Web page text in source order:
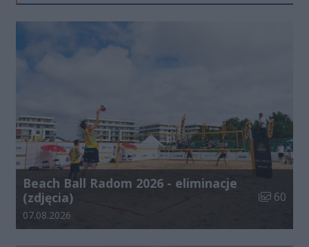
Beach Ball Radom 2026 - eliminacje
(zdjęcia)
Liczba
60
Data dodania galerii:
07.08.2026